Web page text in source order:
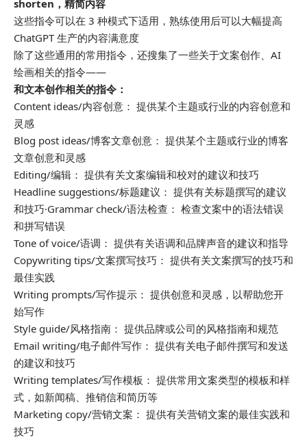
shorten，精简内容
这些指令可以在 3 种模式下适用，熟练使用后可以大幅提高
ChatGPT 生产的内容满意度
除了这些通用的常用指令，还搜集了一些关于文案创作、AI
绘画相关的指令——
和文本创作相关的指令：
Content ideas/内容创意： 提供某个主题或行业的内容创意和
灵感
Blog post ideas/博客文章创意： 提供某个主题或行业的博客
文章创意和灵感
Editing/编辑： 提供有关文案编辑和校对的建议和技巧
Headline suggestions/标题建议： 提供有关标题撰写的建议
和技巧·Grammar check/语法检查： 检查文案中的语法错误
和拼写错误
Tone of voice/语调： 提供有关语调和品牌声音的建议和指导
Copywriting tips/文案撰写技巧： 提供有关文案撰写的技巧和
最佳实践
Writing prompts/写作提示： 提供创意和灵感，以帮助您开
始写作
Style guide/风格指南： 提供品牌或公司的风格指南和规范
Email writing/电子邮件写作： 提供有关电子邮件撰写和发送
的建议和技巧
Writing templates/写作模板： 提供常用文案类型的模板和样
式，如新闻稿、推销信和简历等
Marketing copy/营销文案： 提供有关营销文案的最佳实践和
技巧